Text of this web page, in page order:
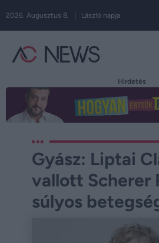
2026. Augusztus 8. | László napja
Hirdetés
Gyász: Liptai
vallott Scherer
súlyos